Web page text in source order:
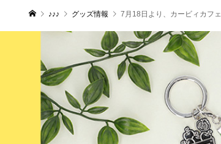
♪♪♪ グッズ情報 7月18日より、カービィカフ